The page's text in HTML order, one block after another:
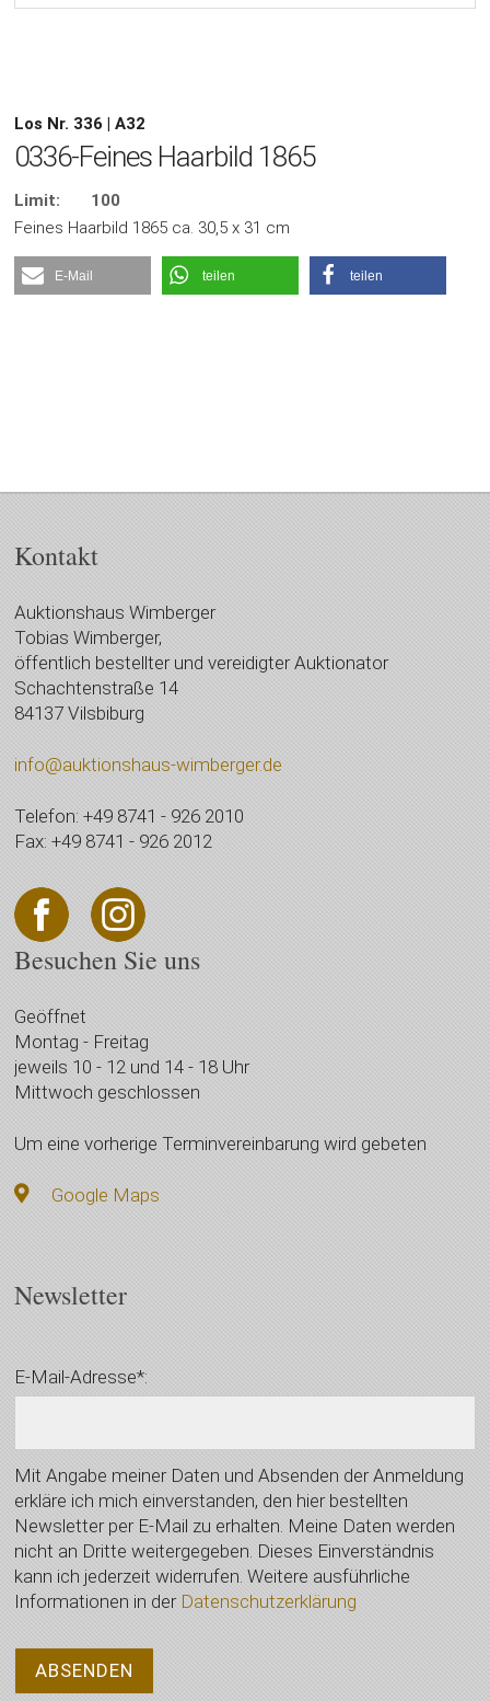
Los Nr. 336 | A32
0336-Feines Haarbild 1865
Limit:
100
Feines Haarbild 1865 ca. 30,5 x 31 cm
E-Mail teilen teilen
Kontakt
Auktionshaus Wimberger
Tobias Wimberger,
öffentlich bestellter und vereidigter Auktionator
Schachtenstraße 14
84137 Vilsbiburg
info@auktionshaus-wimberger.de
Telefon: +49 8741 - 926 2010
Fax: +49 8741 - 926 2012
Besuchen Sie uns
Geöffnet
Montag - Freitag
jeweils 10 - 12 und 14 - 18 Uhr
Mittwoch geschlossen
Um eine vorherige Terminvereinbarung wird gebeten
Google Maps
Newsletter
E-Mail-Adresse*:
Mit Angabe meiner Daten und Absenden der Anmeldung
erkläre ich mich einverstanden, den hier bestellten
Newsletter per E-Mail zu erhalten. Meine Daten werden
nicht an Dritte weitergegeben. Dieses Einverständnis
kann ich jederzeit widerrufen. Weitere ausführliche
Informationen in der Datenschutzerklärung